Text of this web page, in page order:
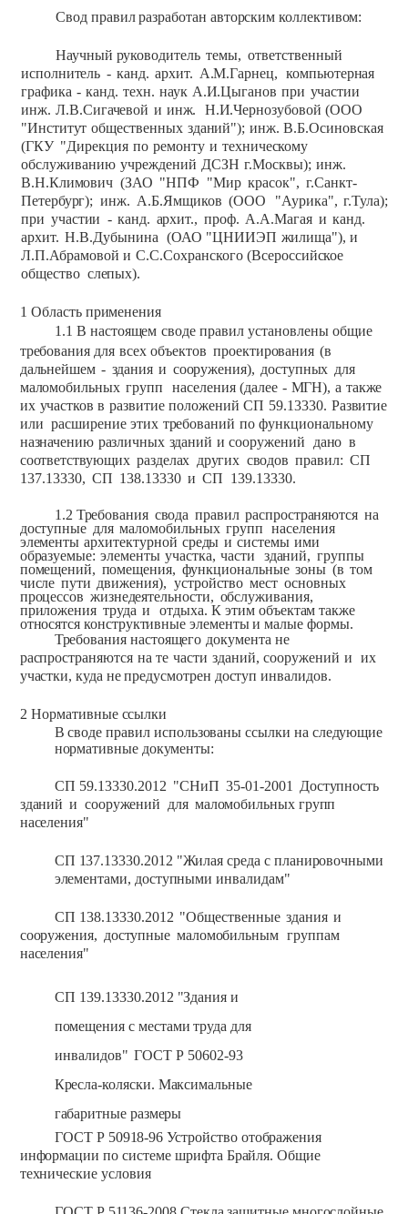
Сводправил разработан авторским коллективом:
Научный руководитель темы, ответственный
исполнитель - канд. архит. А.М.Гарнец, компьютерная
графика - канд. техн. наук А.И.Цыганов при участии
инж. Л.В.Сигачевой и инж. Н.И.Чернозубовой (ООО
"Институт общественных зданий"); инж. В.Б.Осиновская
(ГКУ "Дирекция по ремонту и техническому
обслуживанию учреждений ДСЗН г.Москвы); инж.
В.Н.Климович (ЗАО "НПФ "Мир красок", г.Санкт-
Петербург); инж. А.Б.Ямщиков (ООО "Аурика", г.Тула);
при участии - канд. архит., проф. А.А.Магая и канд.
архит. Н.В.Дубынина (ОАО "ЦНИИЭП жилища"), и
Л.П.Абрамовой и С.С.Сохранского (Всероссийское
общество слепых).
1 Область применения
1.1 В настоящем своде правил установлены общие
требования для всех объектов проектирования (в
дальнейшем - здания и сооружения), доступных для
маломобильных групп населения (далее - МГН), а также
их участков в развитие положений СП 59.13330. Развитие
или расширение этих требований по функциональному
назначению различных зданий и сооружений дано в
соответствующих разделах других сводов правил: СП
137.13330, СП 138.13330 и СП 139.13330.
1.2 Требования свода правил распространяются на
доступные для маломобильных групп населения
элементы архитектурной среды и системы ими
образуемые: элементы участка, части зданий, группы
помещений, помещения, функциональные зоны (в том
числе пути движения), устройство мест основных
процессов жизнедеятельности, обслуживания,
приложения труда и отдыха. Кэтим объектамтакже
относятся конструктивные элементыималые формы.
Требования настоящего документа не
распространяются на те части зданий, сооружений и
их
участки, куда непредусмотрен доступ инвалидов.
2 Нормативные ссылки
В своде правил использованы ссылки на следующие
нормативные документы:
СП 59.13330.2012 "СНиП 35-01-2001
Доступность
зданий и сооружений для маломобильных групп
населения"
СП 137.13330.2012 "Жилая среда спланировочными
элементами, доступными инвалидам"
СП 138.13330.2012 "Общественные здания и
сооружения, доступные маломобильным группам
населения"
СП 139.13330.2012 "Здания и
помещения с местами труда для
инвалидов" ГОСТ Р 50602-93
Кресла-коляски. Максимальные
габаритные размеры
ГОСТ Р 50918-96 Устройство отображения
информации по системе шрифта Брайля. Общие
технические условия